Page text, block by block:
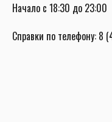
Начало с 18:30 до 23:00
Справки по телефону: 8